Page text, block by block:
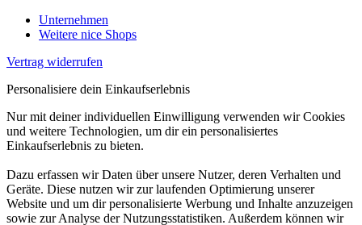
Unternehmen
Weitere nice Shops
Vertrag widerrufen
Personalisiere dein Einkaufserlebnis
Nur mit deiner individuellen Einwilligung verwenden wir Cookies
und weitere Technologien, um dir ein personalisiertes
Einkaufserlebnis zu bieten.
Dazu erfassen wir Daten über unsere Nutzer, deren Verhalten und
Geräte. Diese nutzen wir zur laufenden Optimierung unserer
Website und um dir personalisierte Werbung und Inhalte anzuzeigen
sowie zur Analyse der Nutzungsstatistiken. Außerdem können wir